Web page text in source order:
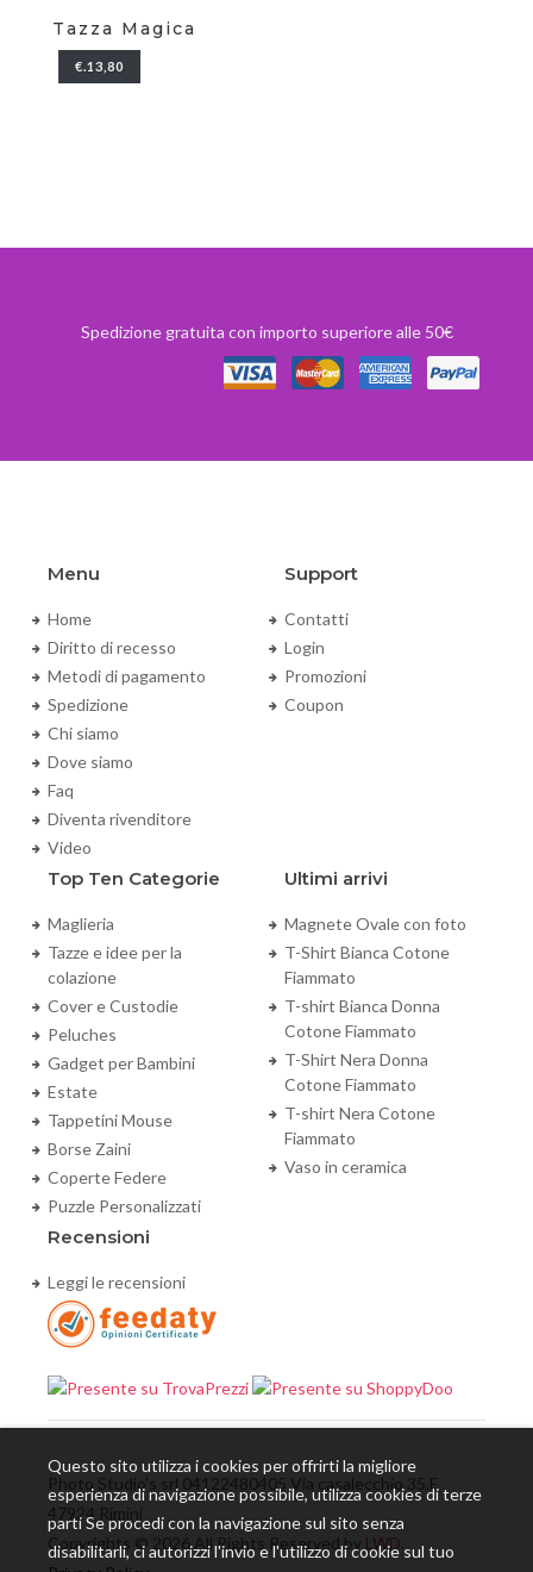
Tazza Magica
€.13,80
Spedizione gratuita con importo superiore alle 50€
Menu
Home
Diritto di recesso
Metodi di pagamento
Spedizione
Chi siamo
Dove siamo
Faq
Diventa rivenditore
Video
Support
Contatti
Login
Promozioni
Coupon
Top Ten Categorie
Maglieria
Tazze e idee per la
colazione
Cover e Custodie
Peluches
Gadget per Bambini
Estate
Tappetini Mouse
Borse Zaini
Coperte Federe
Puzzle Personalizzati
Ultimi arrivi
Magnete Ovale con foto
T-Shirt Bianca Cotone
Fiammato
T-shirt Bianca Donna
Cotone Fiammato
T-Shirt Nera Donna
Cotone Fiammato
T-shirt Nera Cotone
Fiammato
Vaso in ceramica
Recensioni
Leggi le recensioni
Photo Studio's srl 04122480405 Via casalecchio 35,E
47924 Rimini
Copyrights © 2026 All Rights Reserved by LWD.
Questo sito utilizza i cookies per offrirti la migliore
esperienza di navigazione possibile, utilizza cookies di terze
parti Se procedi con la navigazione sul sito senza
disabilitarli, ci autorizzi l'invio e l'utilizzo di cookie sul tuo